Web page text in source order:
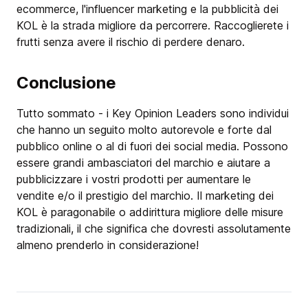
ecommerce, l'influencer marketing e la pubblicità dei
KOL è la strada migliore da percorrere. Raccoglierete i
frutti senza avere il rischio di perdere denaro.
Conclusione
Tutto sommato - i Key Opinion Leaders sono individui
che hanno un seguito molto autorevole e forte dal
pubblico online o al di fuori dei social media. Possono
essere grandi ambasciatori del marchio e aiutare a
pubblicizzare i vostri prodotti per aumentare le
vendite e/o il prestigio del marchio. Il marketing dei
KOL è paragonabile o addirittura migliore delle misure
tradizionali, il che significa che dovresti assolutamente
almeno prenderlo in considerazione!